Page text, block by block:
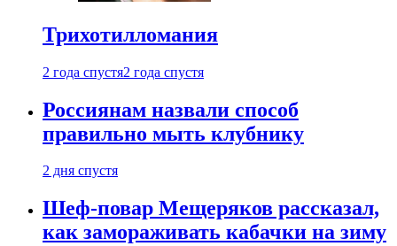
Трихотилломания
2 года спустя2 года спустя
Россиянам назвали способ
правильно мыть клубнику
2 дня спустя
Шеф-повар Мещеряков рассказал,
как замораживать кабачки на зиму